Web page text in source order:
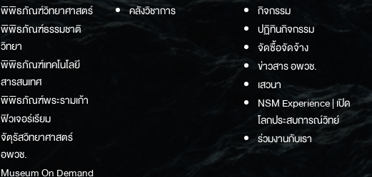
พิพิธภัณฑ์วิทยาศาสตร์
พิพิธภัณฑ์ธรรมชาติ
วิทยา
พิพิธภัณฑ์เทคโนโลยี
สารสนเทศ
พิพิธภัณฑ์พระรามเก้า
ฟิวเจอร์เรียม
จัตุรัสวิทยาศาสตร์
อพวช.
Museum On Demand
คลังวิชาการ
กิจกรรม
ปฏิทินกิจกรรม
จัดซื้อจัดจ้าง
ข่าวสาร อพวช.
เสวนา
NSM Experience | เปิด
โลกประสบการณ์วิทย์
ร่วมงานกับเรา